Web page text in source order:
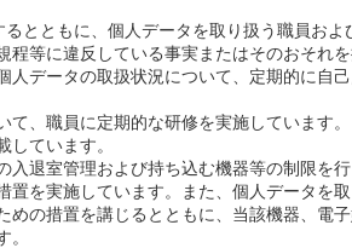
とともに、個人データを取り扱う職員およ
等に違反している事実またはそのおそれ
データの取扱状況について、定期的に自
て、職員に定期的な研修を実施しています
ています。
入退室管理および持ち込む機器等の制限を
を実施しています。また、個人データを
の措置を講じるとともに、当該機器、電
。